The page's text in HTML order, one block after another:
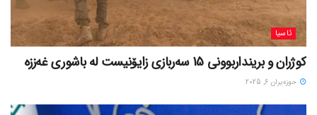
ئاسیا
کوژران و برینداربوونی 15 سەربازی زایۆنیست لە باشوری غەززە
حوزه‌یران 6, 2025